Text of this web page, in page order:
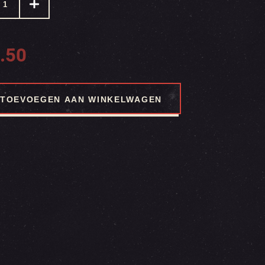
TOEVOEGEN AAN WINKELWAGEN